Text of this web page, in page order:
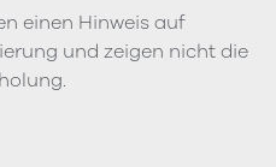
einen Hinweis auf
und zeigen nicht die